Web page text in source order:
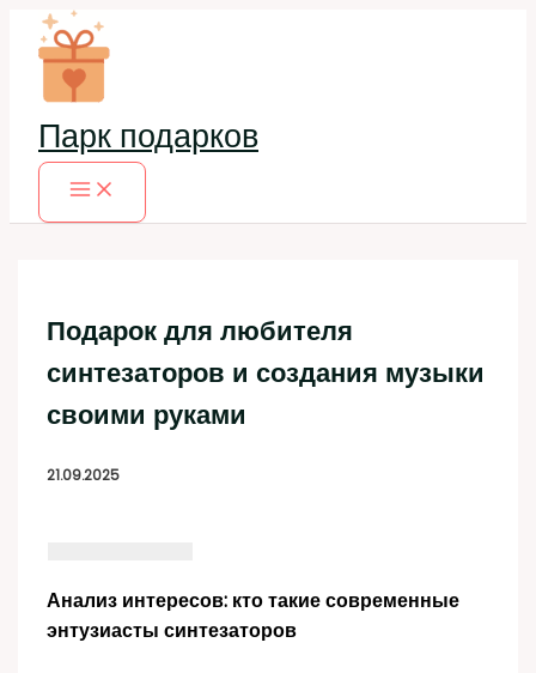
Перейти
содержимому
Парк подарков
Подарок для любителя
синтезаторов и создания музыки
своими руками
21.09.2025
Анализ интересов: кто такие современные
энтузиасты синтезаторов